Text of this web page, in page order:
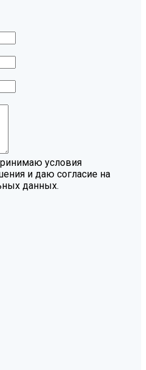
условия
и даю согласие на
данных.